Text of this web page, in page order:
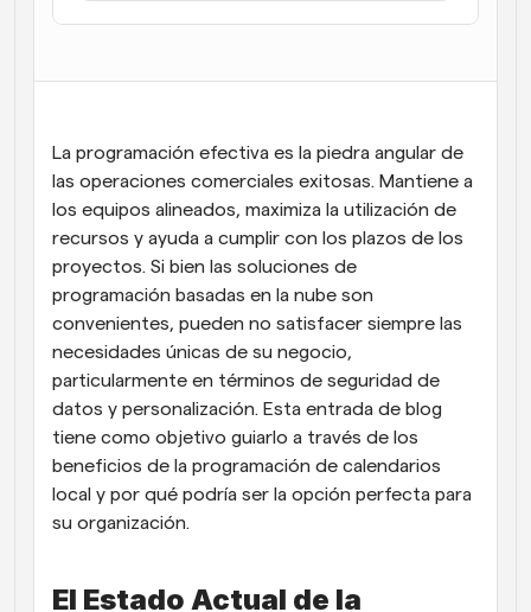
Programación potenciadda con llamadas
impulsadas por IA
actualizaciones
Reuniones Instantáneas
Reúnete con clientes en minutos
Enlaces de Grupo Dinámico
Reserva reuniones de forma fluida con varias personas
Webhooks
Recibe notificaciones cuando ocurra algo
La programación efectiva es la piedra angular de
las operaciones comerciales exitosas. Mantiene a
los equipos alineados, maximiza la utilización de
recursos y ayuda a cumplir con los plazos de los
proyectos. Si bien las soluciones de
programación basadas en la nube son
convenientes, pueden no satisfacer siempre las
necesidades únicas de su negocio,
particularmente en términos de seguridad de
datos y personalización. Esta entrada de blog
tiene como objetivo guiarlo a través de los
beneficios de la programación de calendarios
local y por qué podría ser la opción perfecta para
su organización.
El Estado Actual de la